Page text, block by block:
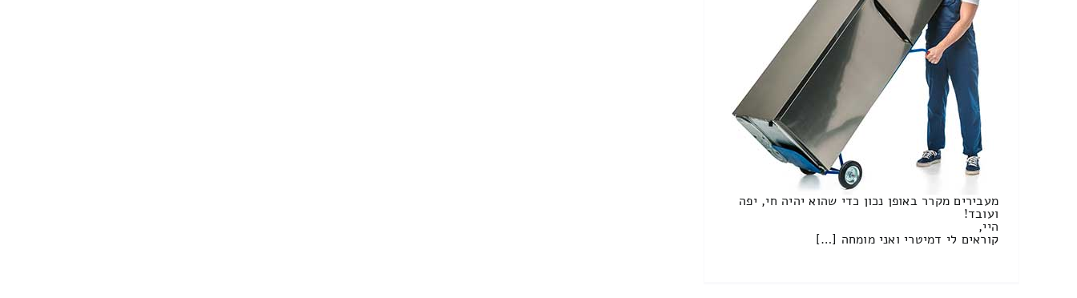
מעבירים מקרר באופן נכון כדי שהוא יהיה חי, יפה
ועובד!
היי,
קוראים לי דמיטרי ואני מומחה […]